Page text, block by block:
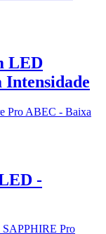
LED
-